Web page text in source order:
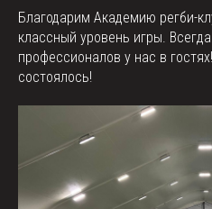
Благодарим Академию регби-
️классный уровень игры.
профессионалов у нас в
состоялось!